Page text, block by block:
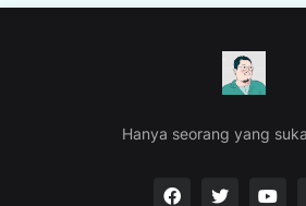
Hanya seorang yang